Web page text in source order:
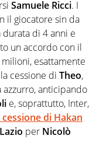
Samuele Ricci. I
il giocatore sin da
di 4 anni e
un accordo con il
esattamente
cessione di Theo,
anticipando
e, soprattutto, Inter,
di Hakan
Lazio per Nicolò